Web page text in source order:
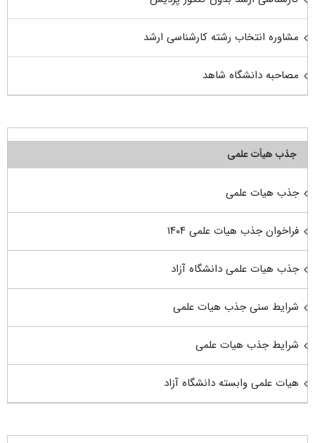
مشاوره انتخاب رشته کارشناسی ارشد
مصاحبه دانشگاه شاهد
جذب هیأت علمی
جذب هیات علمی
فراخوان جذب هیات علمی ۱۴۰۴
جذب هیات علمی دانشگاه آزاد
شرایط سنی جذب هیات علمی
شرایط جذب هیات علمی
هیات علمی وابسته دانشگاه آزاد